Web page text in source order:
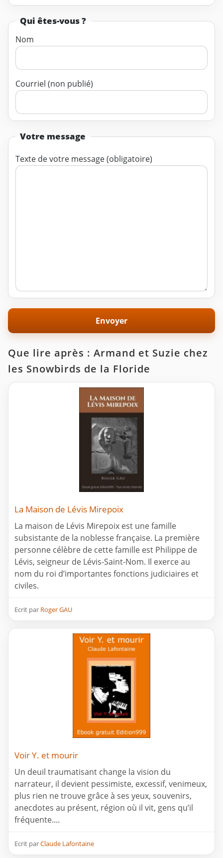
Qui êtes-vous ?
Nom
Courriel (non publié)
Votre message
Texte de votre message (obligatoire)
Que lire après : Armand et Suzie chez
les Snowbirds de la Floride
La Maison de Lévis Mirepoix
La maison de Lévis Mirepoix est une famille
subsistante de la noblesse française. La première
personne célèbre de cette famille est Philippe de
Lévis, seigneur de Lévis-Saint-Nom. Il exerce au
nom du roi d’importantes fonctions judiciaires et
civiles.
Ecrit par Roger GAU
Voir Y. et mourir
Un deuil traumatisant change la vision du
narrateur, il devient pessimiste, excessif, venimeux,
plus rien ne trouve grâce à ses yeux, souvenirs,
anecdotes au présent, région où il vit, gens qu’il
fréquente....
Ecrit parClaude Lafontaine